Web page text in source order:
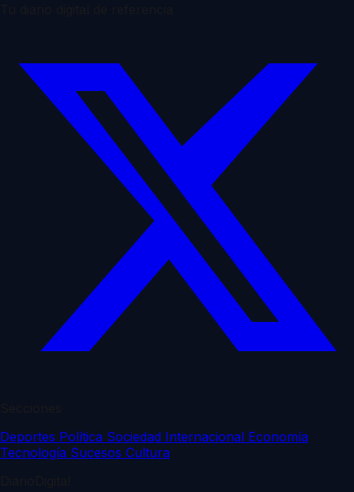
Deportes Política Sociedad Internacional Economía
Tecnología Sucesos Cultura